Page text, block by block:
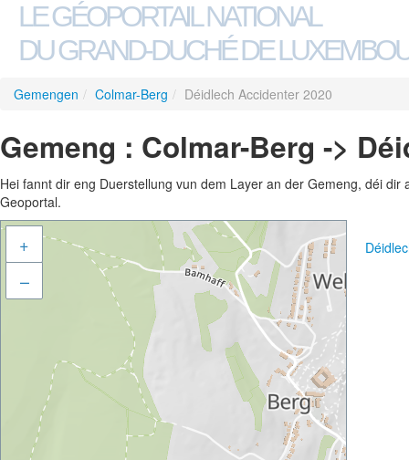
LE GÉOPORTAIL NATIONAL
DU GRAND-DUCHÉ DE
Gemengen / Colmar-Berg / Déidlech Accidenter 2020
Gemeng : Colmar-Berg ->
Hei fannt dir eng Duerstellung vun dem Layer an der Gemeng, déi
Geoportal.
+
–